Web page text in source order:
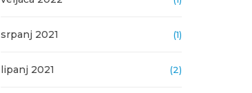
srpanj 2021 (1)
lipanj 2021 (2)